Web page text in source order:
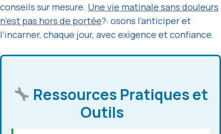
conseils sur mesure. Une vie matinale sans douleurs
n’est pas hors de portée?: osons l’anticiper et
l’incarner, chaque jour, avec exigence et confiance.
Ressources Pratiques et
Outils